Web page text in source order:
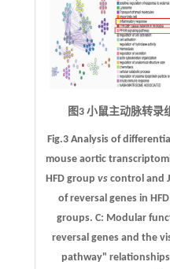
图3 小鼠主动脉转录
Fig.3 Analysis of
mouse aortic
HFD groupvs control and
of reversal genes in
groups.C: Modular
reversal genes and the
pathway"